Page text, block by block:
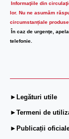
Informaţiile din
lor. Nu ne asumăm
circumstanțiale
În caz de urgenţe,
telefonie.
►Legături utile
►Termeni de
►Publicații